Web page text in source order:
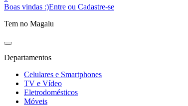
Boas vindas :)Entre ou Cadastre-se
Tem no Magalu
Departamentos
Celulares e Smartphones
TV e Vídeo
Eletrodomésticos
Móveis